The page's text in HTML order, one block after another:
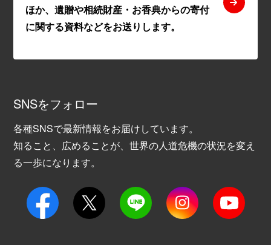
ほか、遺贈や相続財産・お香典からの寄付
に関する資料などをお送りします。
SNSをフォロー
各種SNSで最新情報をお届けしています。
知ること、広めることが、世界の人道危機の状況を変え
る一歩になります。